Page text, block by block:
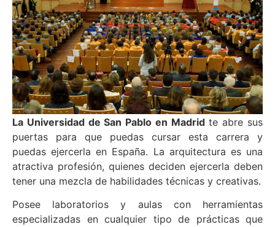
La Universidad de San Pablo en Madridte abre sus
puertas para que puedas cursar esta carrera y
puedas ejercerla en España. La arquitectura es una
atractiva profesión, quienes deciden ejercerla deben
tener una mezcla de habilidades técnicas y creativas.
Posee laboratorios y aulas con herramientas
especializadas en cualquier tipo de prácticas que